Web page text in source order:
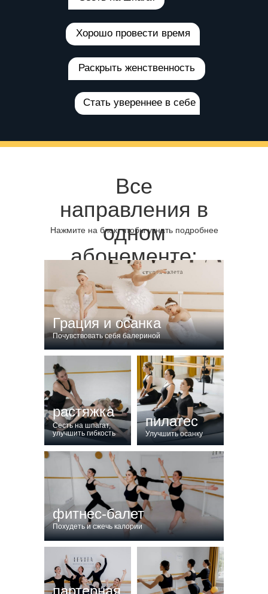
Стать увереннее в себе
Хорошо провести время
Раскрыть женственность
Все
направления в
одном
абонементе:
Почувствовать себя балериной
Грация и осанка
Похудеть и сжечь калории
фитнес-балет
Сесть на шпагат,
улучшить гибкость
растяжка
Улучшить осанку
пилатес
партерная
Нажмите на блок, чтобы узнать подробнее